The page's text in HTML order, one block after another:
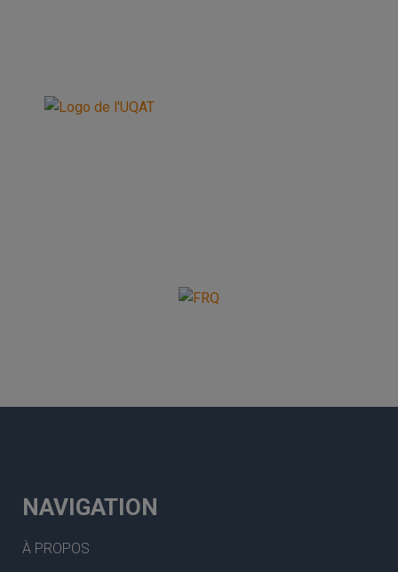
NAVIGATION
À PROPOS